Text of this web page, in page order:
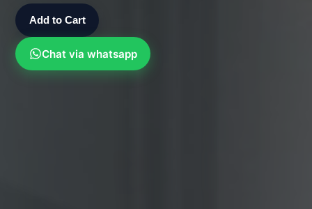
Add to Cart
Chat via whatsapp